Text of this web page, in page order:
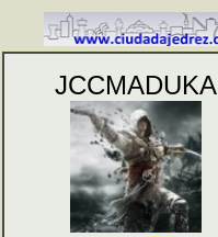
JCCMADUKA